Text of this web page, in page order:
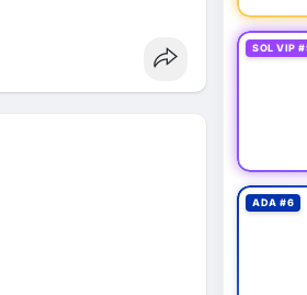
và duy trì sức hấp dẫn
SOL VIP
ADA #6